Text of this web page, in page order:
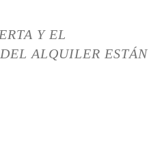
Y EL
ALQUILER ESTÁN